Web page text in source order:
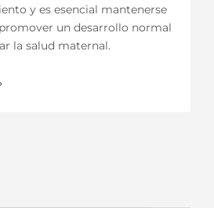
y es esencial mantenerse
un desarrollo normal
la salud maternal.